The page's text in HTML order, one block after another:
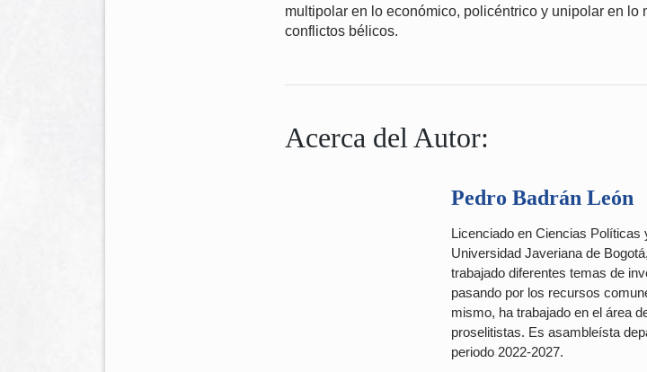
multipolar en lo económico, policéntrico y unipolar en lo
conflictos bélicos.
Acerca del Autor:
Pedro Badrán León
Licenciado en Ciencias Políticas
Universidad Javeriana de
trabajado diferentes temas de
pasando por los recursos
mismo, ha trabajado en el área
proselitistas. Es asambleísta
periodo 2022-2027.